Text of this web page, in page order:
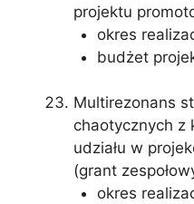
projektu
okres
budżet
Multirezonans
chaotycznych z
udziału w
(grant
okres